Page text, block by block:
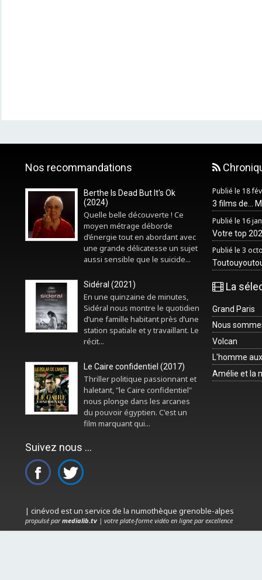
Nos recommandations
Berthe Is Dead But It's Ok
(2024)
Quelle belle découverte ! Ce
moyen métrage déborde
d’énergie tout en abordant avec
une grande délicatesse un sujet
aussi sensible que le suicide...
Sidéral (2021)
En une quinzaine de minutes,
Sidéral nous montre le quotidien
d’une famille habitant près d’une
station spatiale et y travaillant. Le
récit...
Le Caire confidentiel (2017)
Thriller politique passionnant et
haletant, "le Caire confidentiel"
nous plonge dans les arcanes
du pouvoir égyptien. C'est un
film marquant qui...
Suivez nous ...
Publié le 18
3 films de...
Publié le 16
Votre top
Publié le 3
La
Grand Paris
Nous
Volcan
L'homme
Amélie et la
| cinévod est un service de la numothèque grenoble-alpes
propulsé parmedialib.tv| votre plate-forme vidéo en ligne par excellence